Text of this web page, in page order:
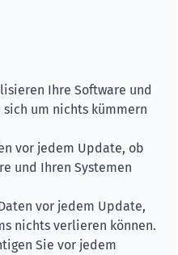
Ihre Software und
um nichts kümmern
vor jedem Update, ob
und Ihren Systemen
vor jedem Update,
nichts verlieren können.
Sie vor jedem